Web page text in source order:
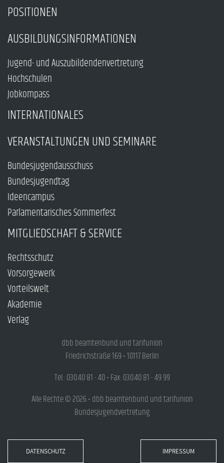
POSITIONEN
AUSBILDUNGSINFORMATIONEN
Jugend- und Auszubildendenvertretung
Hochschulen
Jobkompass
INTERNATIONALES
VERANSTALTUNGEN UND SEMINARE
Bundesjugendausschuss
Bundesjugendtag
Ideencampus
Parlamentarisches Sommerfest
MITGLIEDSCHAFT & SERVICE
Rechtsschutz
Vorsorgewerk
Vorteilswelt
Akademie
Verlag
dbb beamtenbund und tarifunion
Friedrichstraße 169 • 10117 Berlin
Tel.: 030.40 81 - 40 • Fax: 030.40 81 - 49 99
Alle Rechte © 2026 • dbb beamtenbund und tarifunion
Bundesjugendvertretung
DATENSCHUTZ IMPRESSUM